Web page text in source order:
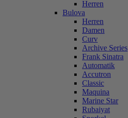
Herren
Bulova
Herren
Damen
Curv
Archive Series
Frank Sinatra
Automatik
Accutron
Classic
Maquina
Marine Star
Rubaiyat